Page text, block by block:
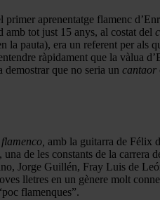
aprenentatge flamenc
amb tot just 15 anys, al costat del
pauta), era un referent per als
ràpidament que la vàlua
demostrar que no seria un cantaor
amb la guitarra de Félix
de les constants de la
Jorge Guillén, Fray Luis de
lletres en un gènere molt
flamenques”.